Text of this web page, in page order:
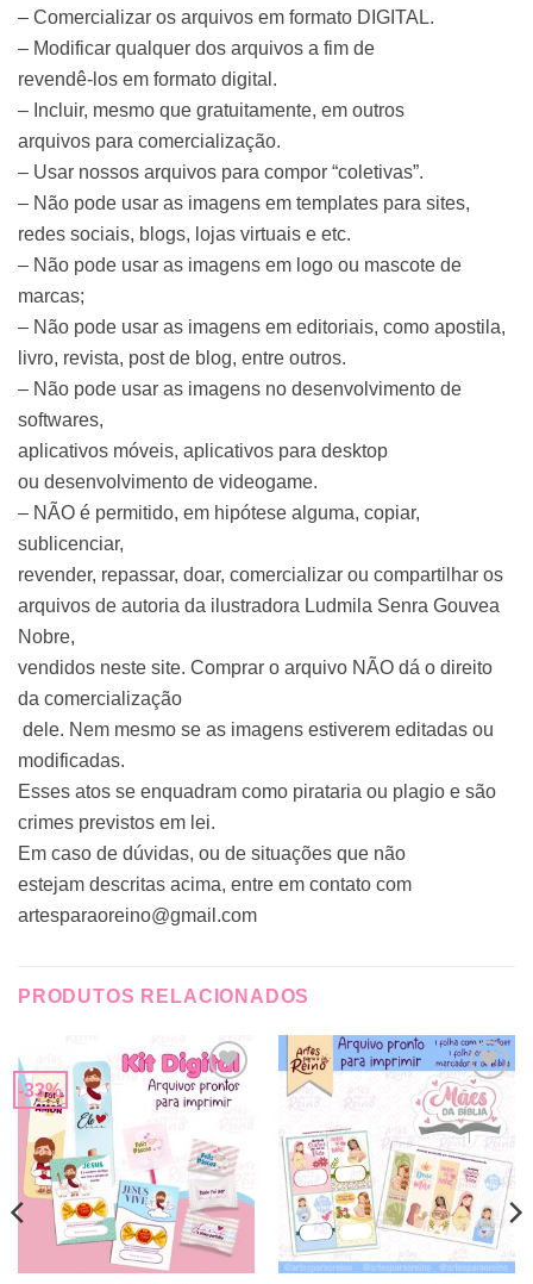
– Comercializar os arquivos em formato DIGITAL.
– Modificar qualquer dos arquivos a fim de
revendê-los em formato digital.
– Incluir, mesmo que gratuitamente, em outros
arquivos para comercialização.
– Usar nossos arquivos para compor “coletivas”.
– Não pode usar as imagens em templates para sites,
redes sociais, blogs, lojas virtuais e etc.
– Não pode usar as imagens em logo ou mascote de
marcas;
– Não pode usar as imagens em editoriais, como apostila,
livro, revista, post de blog, entre outros.
– Não pode usar as imagens no desenvolvimento de
softwares,
aplicativos móveis, aplicativos para desktop
ou desenvolvimento de videogame.
– NÃO é permitido, em hipótese alguma, copiar,
sublicenciar,
revender, repassar, doar, comercializar ou compartilhar os
arquivos de autoria da ilustradora Ludmila Senra Gouvea
Nobre,
vendidos neste site. Comprar o arquivo NÃO dá o direito
da comercialização
dele. Nem mesmo se as imagens estiverem editadas ou
modificadas.
Esses atos se enquadram como pirataria ou plagio e são
crimes previstos em lei.
Em caso de dúvidas, ou de situações que não
estejam descritas acima, entre em contato com
artesparaoreino@gmail.com
PRODUTOS RELACIONADOS
-33%
Adicionar
a lista de
Adicionar
a lista de
desejos